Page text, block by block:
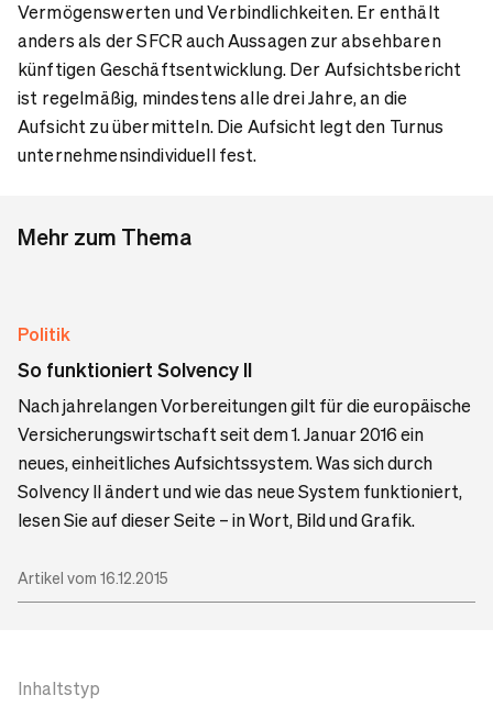
Vermögenswerten und Verbindlichkeiten. Er enthält
anders als der SFCR auch Aussagen zur absehbaren
künftigen Geschäftsentwicklung. Der Aufsichtsbericht
ist regelmäßig, mindestens alle drei Jahre, an die
Aufsicht zu übermitteln. Die Aufsicht legt den Turnus
unternehmensindividuell fest.
Mehr zum Thema
Politik
So funktioniert Solvency II
Nach jahrelangen Vorbereitungen gilt für die europäische
Versicherungswirtschaft seit dem 1. Januar 2016 ein
neues, einheitliches Aufsichtssystem. Was sich durch
Solvency II ändert und wie das neue System funktioniert,
lesen Sie auf dieser Seite – in Wort, Bild und Grafik.
Artikel vom 16.12.2015
Inhaltstyp